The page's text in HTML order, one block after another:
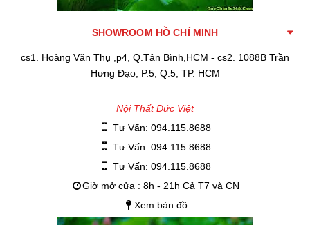
SHOWROOM HỒ CHÍ MINH
cs1. Hoàng Văn Thụ ,p4, Q.Tân Bình,HCM - cs2. 1088B Trần
Hưng Đạo, P.5, Q.5, TP. HCM
Nội Thất Đức Việt
Tư Vấn: 094.115.8688
Tư Vấn: 094.115.8688
Tư Vấn: 094.115.8688
Giờ mở cửa : 8h - 21h Cả T7 và CN
Xem bản đồ